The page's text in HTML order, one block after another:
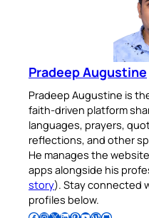
Pradeep Augustine
Pradeep Augustine is
faith-driven platform
languages, prayers,
reflections, and other
He manages the
apps alongside his
story). Stay connected
profiles below.